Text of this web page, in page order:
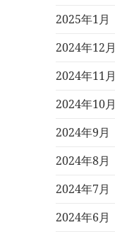
2025年1月
2024年12月
2024年11月
2024年10月
2024年9月
2024年8月
2024年7月
2024年6月